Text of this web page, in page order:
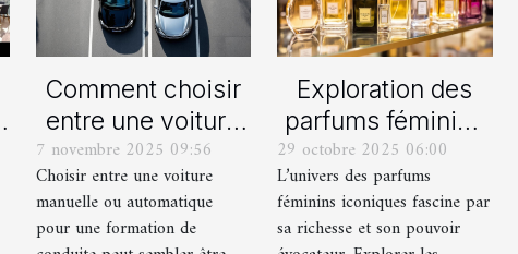
Comment choisir
entre une voiture
manuelle ou
automatique pour
votre formation de
7 novembre 2025 09:56
Choisir entre une voiture
manuelle ou automatique
pour une formation de
Exploration des
parfums féminins
iconiques et leurs
variations
29 octobre 2025 06:00
L’univers des parfums
féminins iconiques fascine par
sa richesse et son pouvoir